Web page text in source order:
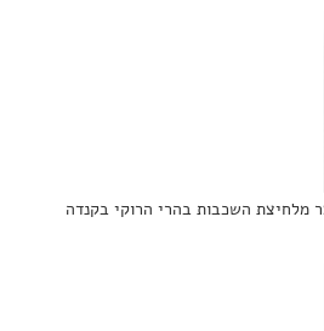
מלחיצת השכבות בהרי הרוקי בקנדה